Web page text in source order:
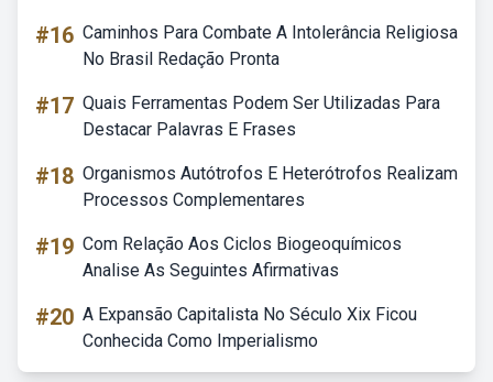
#16 Caminhos Para Combate A Intolerância Religiosa
No Brasil Redação Pronta
#17 Quais Ferramentas Podem Ser Utilizadas Para
Destacar Palavras E Frases
#18 Organismos Autótrofos E Heterótrofos Realizam
Processos Complementares
#19 Com Relação Aos Ciclos Biogeoquímicos
Analise As Seguintes Afirmativas
#20 A Expansão Capitalista No Século Xix Ficou
Conhecida Como Imperialismo